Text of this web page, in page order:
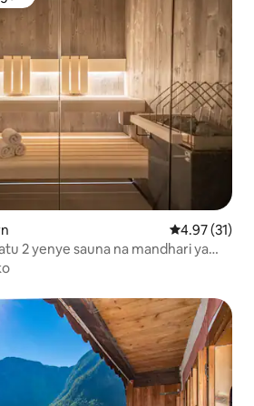
Ukadiriaji wa
4.97 (31)
2 yenye sauna na mandhari ya